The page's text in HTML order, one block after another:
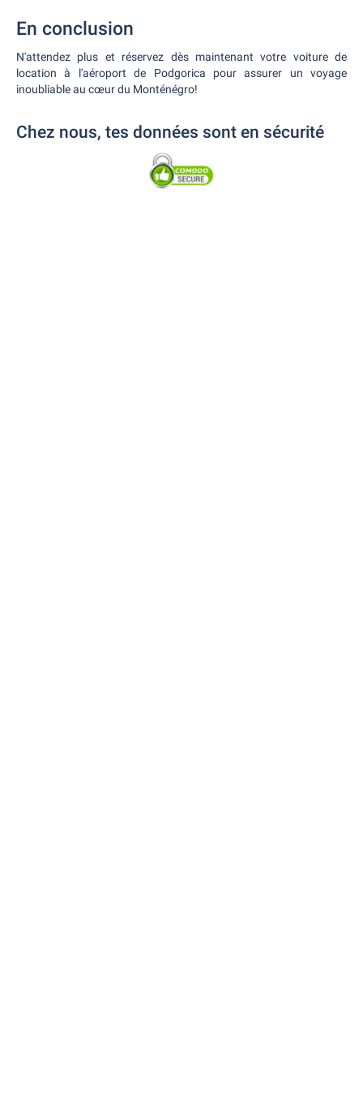
En conclusion
N'attendez plus et réservez dès maintenant votre voiture de
location à l'aéroport de Podgorica pour assurer un voyage
inoubliable au cœur du Monténégro!
Chez nous, tes données sont en sécurité